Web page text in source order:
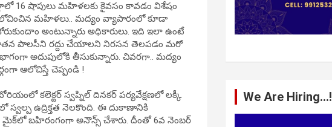
16 షాపులు మహిళలకు కైవసం కావడం విశేషం
మహిళలు.. మద్యం వ్యాపారంలో కూడా
అంటున్నారు అధికారులు. ఇది ఇలా ఉంటే
పాలసీని రద్దు చేయాలని నిరసన తెలపడం మరో
అదుపులోకి తీసుకున్నారు. చివరగా.. మద్యం
ఆలోచిస్తే చెప్పండి !
కలెక్టర్ స్వప్నిల్ దినకర్ పర్యవేక్షణలో లక్కీ
ఉద్రిక్తత నెలకొంది. ఈ దుకాణానికి
మైక్‌లో బహిరంగంగా అనౌన్స్ చేశారు. దీంతో 6వ నెంబర్
We Are Hiring…!